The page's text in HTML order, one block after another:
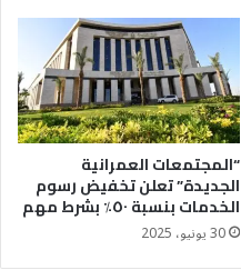
“المجتمعات العمرانية
الجديدة” تعلن تخفيض رسوم
الخدمات بنسبة ٥٠٪؜ بشرط مهم
30 يونيو، 2025